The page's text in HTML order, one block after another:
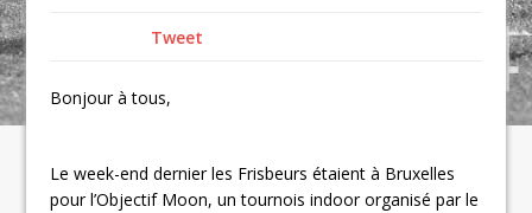
Tweet
Bonjour à tous,
Le week-end dernier les Frisbeurs étaient à Bruxelles
pour l’Objectif Moon, un tournois indoor organisé par le